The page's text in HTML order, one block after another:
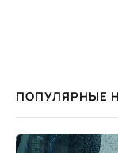
ПОПУЛЯРНЫЕ